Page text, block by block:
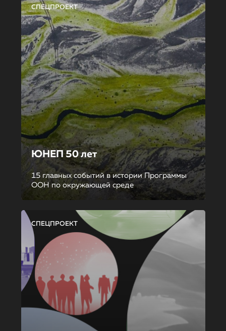
СПЕЦПРОЕКТ
ЮНЕП 50 лет
15 главных событий в истории Программы
ООН по окружающей среде
СПЕЦПРОЕКТ